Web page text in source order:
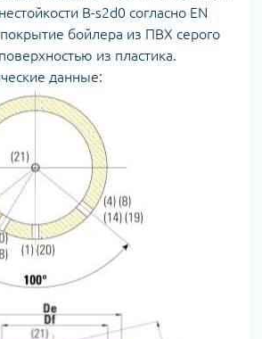
B-s2d0 согласно EN
бойлера из ПВХ серого
из пластика.
данные: